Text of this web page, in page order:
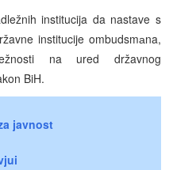
institucija da nastave s
institucije ombudsmаna,
na ured državnog
BiH.
javnost